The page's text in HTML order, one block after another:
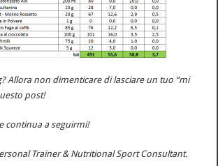
Allora non dimenticare di lasciare un tuo “mi
post!
continua a seguirmi!
Trainer & Nutritional Sport Consultant.